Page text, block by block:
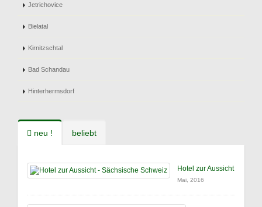
Jetrichovice
Bielatal
Kirnitzschtal
Bad Schandau
Hinterhermsdorf
neu ! beliebt
Hotel zur Aussicht
Mai, 2016